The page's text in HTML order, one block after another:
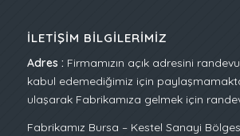
İLETIŞIM BILGILERIMIZ
Adres : Firmamızın açık adresini
kabul edemediğimiz için
ulaşarak Fabrikamıza gelmek için
Fabrikamız Bursa – Kestel Sanayi